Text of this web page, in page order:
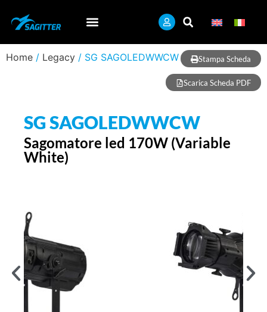
Home / Legacy / SG SAGOLEDWWCW Stampa Scheda
Scarica Scheda PDF
SG SAGOLEDWWCW
Sagomatore led 170W (Variable
White)